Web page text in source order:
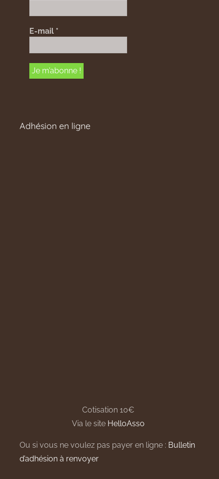
E-mail *
Adhésion en ligne
Cotisation 10€
Via le site HelloAsso
Ou si vous ne voulez pas payer en ligne : Bulletin
d’adhésion à renvoyer